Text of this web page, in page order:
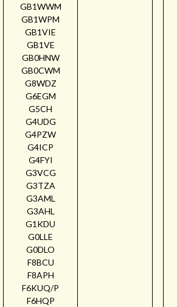
GB1WWM
GB1WPM
GB1VIE
GB1VE
GB0HNW
GB0CWM
G8WDZ
G6EGM
G5CH
G4UDG
G4PZW
G4ICP
G4FYI
G3VCG
G3TZA
G3AML
G3AHL
G1KDU
G0LLE
G0DLO
F8BCU
F8APH
F6KUQ/P
F6HQP